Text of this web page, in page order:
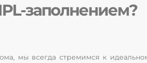
заполнением?
мы всегда стремимся к